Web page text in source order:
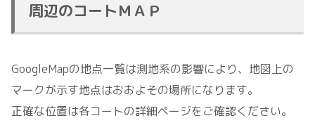
周辺のコートＭＡＰ
GoogleMapの地点一覧は測地系の影響により、地図上の
マークが示す地点はおおよその場所になります。
正確な位置は各コートの詳細ページをご確認ください。